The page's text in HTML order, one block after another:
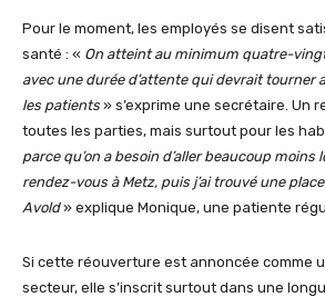
Pour le moment, les employés se disent
santé : « On atteint au minimum quatre-
avec une durée d’attente qui devrait tourner
les patients » s’exprime une secrétaire. Un
toutes les parties, mais surtout pour les
parce qu’on a besoin d’aller beaucoup moins
rendez-vous à Metz, puis j’ai trouvé une
Avold» explique Monique, une patiente
Si cette réouverture est annoncée comme
secteur, elle s’inscrit surtout dans une